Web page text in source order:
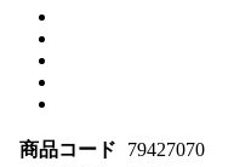
商品コード
79427070